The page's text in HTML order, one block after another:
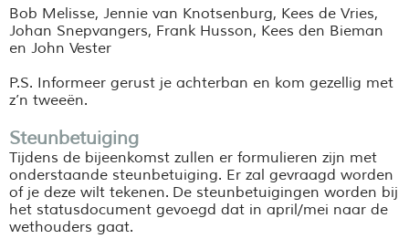
Bob Melisse, Jennie van Knotsenburg, Kees de Vries,
Johan Snepvangers, Frank Husson, Kees den Bieman
en John Vester
P.S. Informeer gerust je achterban en kom gezellig met
z’n tweeën.
Steunbetuiging
Tijdens de bijeenkomst zullen er formulieren zijn met
onderstaande steunbetuiging. Er zal gevraagd worden
of je deze wilt tekenen. De steunbetuigingen worden bij
het statusdocument gevoegd dat in april/mei naar de
wethouders gaat.